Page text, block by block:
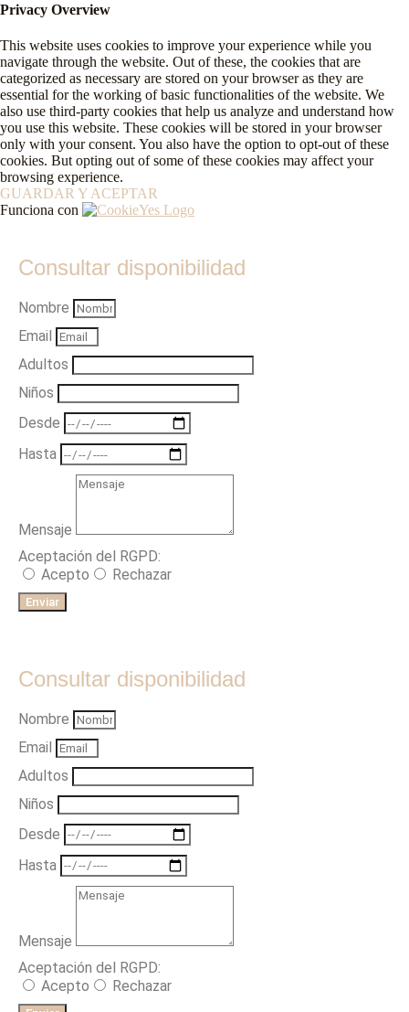
Privacy Overview
This website uses cookies to improve your experience while you
navigate through the website. Out of these, the cookies that are
categorized as necessary are stored on your browser as they are
essential for the working of basic functionalities of the website. We
also use third-party cookies that help us analyze and understand how
you use this website. These cookies will be stored in your browser
only with your consent. You also have the option to opt-out of these
cookies. But opting out of some of these cookies may affect your
browsing experience.
GUARDAR Y ACEPTAR
Funciona con
Consultar disponibilidad
Nombre
Email
Adultos
Niños
Desde
Hasta
Mensaje
Aceptación del RGPD:
Acepto
Rechazar
Enviar
Consultar disponibilidad
Nombre
Email
Adultos
Niños
Desde
Hasta
Mensaje
Aceptación del RGPD:
Acepto
Rechazar